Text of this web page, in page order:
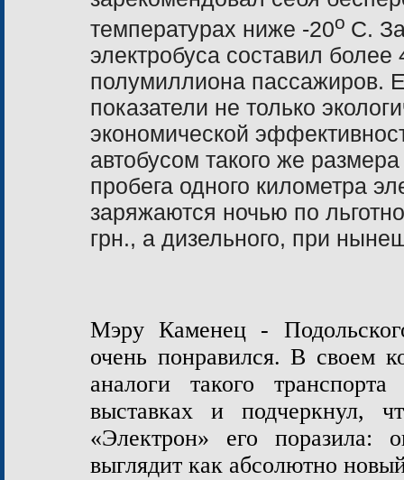
температурах ниже -20о С.
электробуса составил
полумиллиона пассажиров.
показатели не только
экономической
автобусом такого же
пробега одного километра
заряжаются ночью по
грн., а дизельного, при
Мэру Каменец -
очень понравился. В своем
аналоги такого
выставках и подчеркнул,
«Электрон» его поразила:
выглядит как абсолютно